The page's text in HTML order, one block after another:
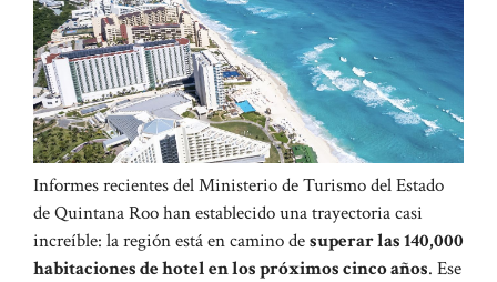
Informes recientes del Ministerio de Turismo del Estado
de Quintana Roo han establecido una trayectoria casi
increíble: la región está en camino desuperar las 140,000
habitaciones de hotel en los próximos cinco años. Ese